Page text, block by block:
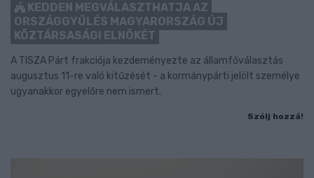
KEDDEN MEGVÁLASZTHATJA AZ
ORSZÁGGYŰLÉS MAGYARORSZÁG ÚJ
KÖZTÁRSASÁGI ELNÖKÉT
A TISZA Párt frakciója kezdeményezte az államfőválasztás
augusztus 11-re való kitűzését - a kormánypárti jelölt személye
ugyanakkor egyelőre nem ismert.
Szólj hozzá!